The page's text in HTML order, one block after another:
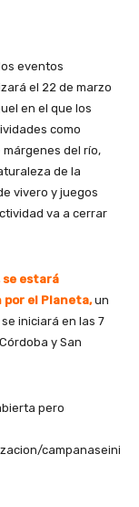
eventos
el 22 de marzo
en el que los
como
del río,
de la
vivero y juegos
va a cerrar
se estará
el Planeta,un
iniciará en las 7
y San
pero
campanaseini